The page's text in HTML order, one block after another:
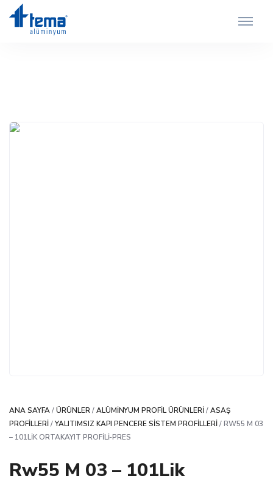
ANA SAYFA/ÜRÜNLER/ALÜMINYUM PROFIL ÜRÜNLERI/ASAŞ
PROFILLERI/YALITIMSIZ KAPI PENCERE SISTEM PROFILLERI/ RW55 M 03
– 101LIK ORTAKAYIT PROFILI-PRES
Rw55 M 03 – 101Lik